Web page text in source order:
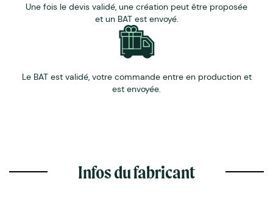
Une fois le devis validé, une création peut être proposée
et un BAT est envoyé.
Le BAT est validé, votre commande entre en production et
est envoyée.
Infos du fabricant